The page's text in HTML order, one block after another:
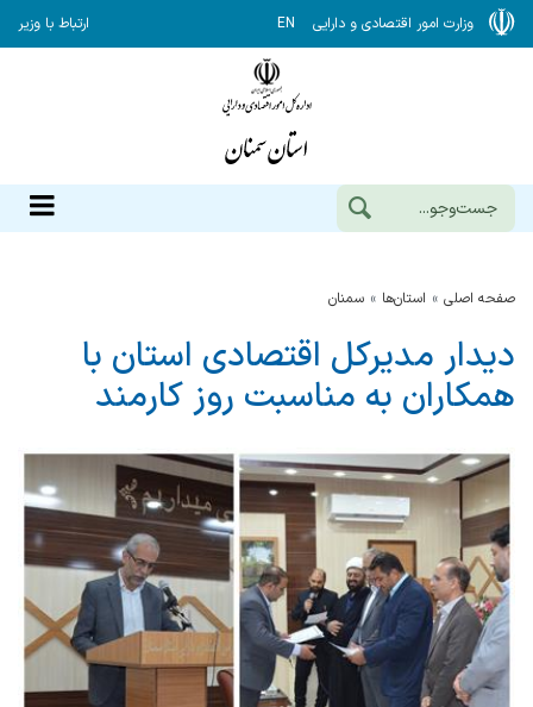
وزارت امور اقتصادی و دارایی EN ارتباط با وزیر
صفحه اصلی استان‌ها سمنان
دیدار مدیركل اقتصادی استان با
همكاران به مناسبت روز كارمند